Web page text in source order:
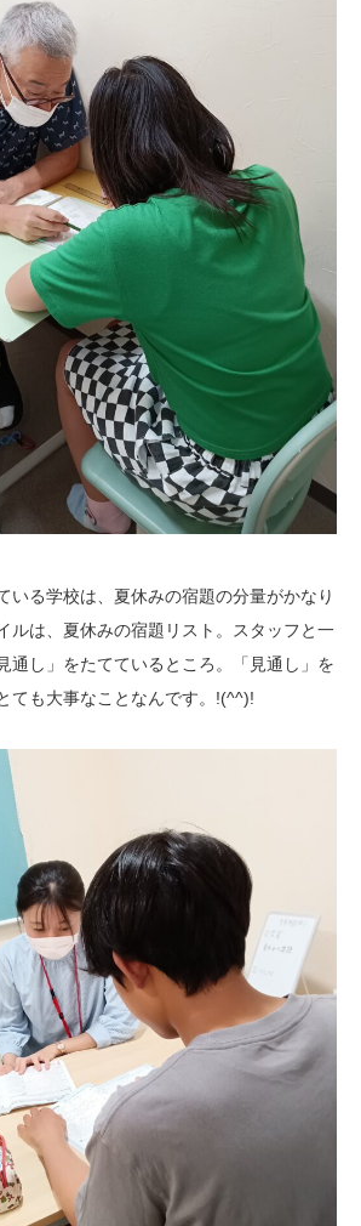
いる学校は、夏休みの宿題の分量がかなり
ルは、夏休みの宿題リスト。スタッフと一
通し」をたてているところ。「見通し」を
ても大事なことなんです。!(^^)!